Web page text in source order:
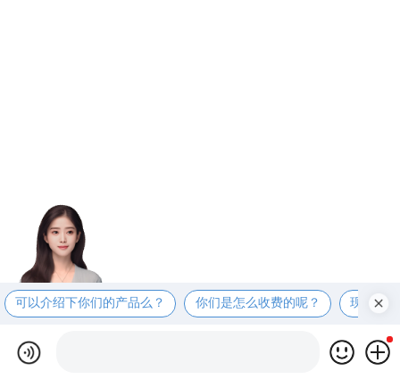
可以介绍下你们的产品么？ 你们是怎么收费的呢？ 现在有